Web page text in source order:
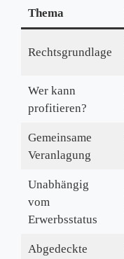
Thema
Rechtsgrundlage
Wer kann
profitieren?
Gemeinsame
Veranlagung
Unabhängig
vom
Erwerbsstatus
Abgedeckte